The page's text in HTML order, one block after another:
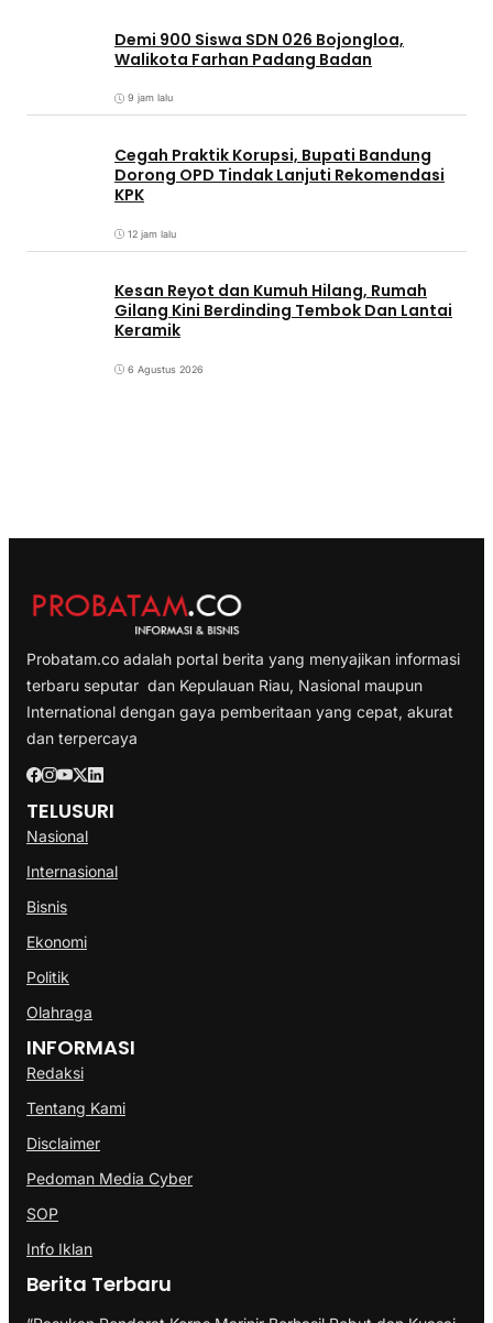
Demi 900 Siswa SDN 026 Bojongloa,
Walikota Farhan Padang Badan
9 jam lalu
Cegah Praktik Korupsi, Bupati Bandung
Dorong OPD Tindak Lanjuti Rekomendasi
KPK
12 jam lalu
Kesan Reyot dan Kumuh Hilang, Rumah
Gilang Kini Berdinding Tembok Dan Lantai
Keramik
6 Agustus 2026
Probatam.co adalah portal berita yang menyajikan informasi
terbaru seputar dan Kepulauan Riau, Nasional maupun
International dengan gaya pemberitaan yang cepat, akurat
dan terpercaya
TELUSURI
Nasional
Internasional
Bisnis
Ekonomi
Politik
Olahraga
INFORMASI
Redaksi
Tentang Kami
Disclaimer
Pedoman Media Cyber
SOP
Info Iklan
Berita Terbaru